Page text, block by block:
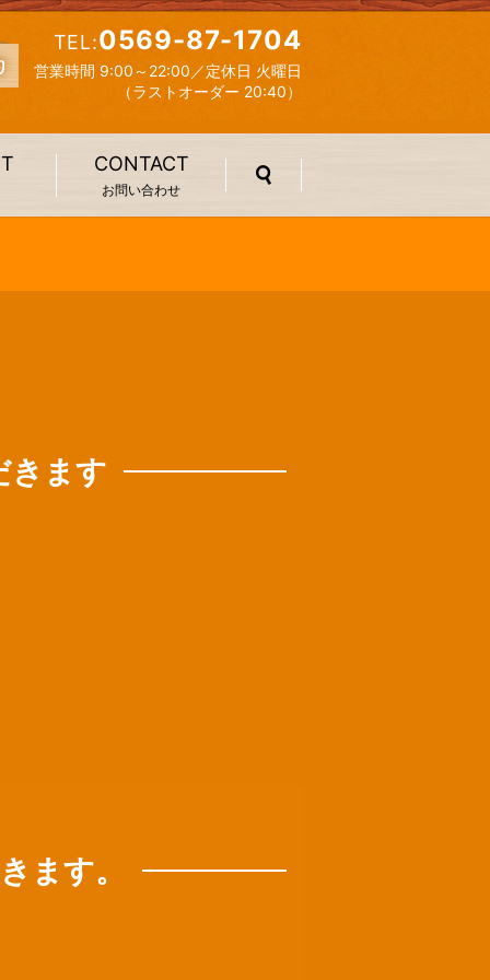
TEL:0569-87-1704
営業時間 9:00～22:00／定休日 火曜日
（ラストオーダー 20:40）
CONTACT
お問い合わせ
きます
ます。